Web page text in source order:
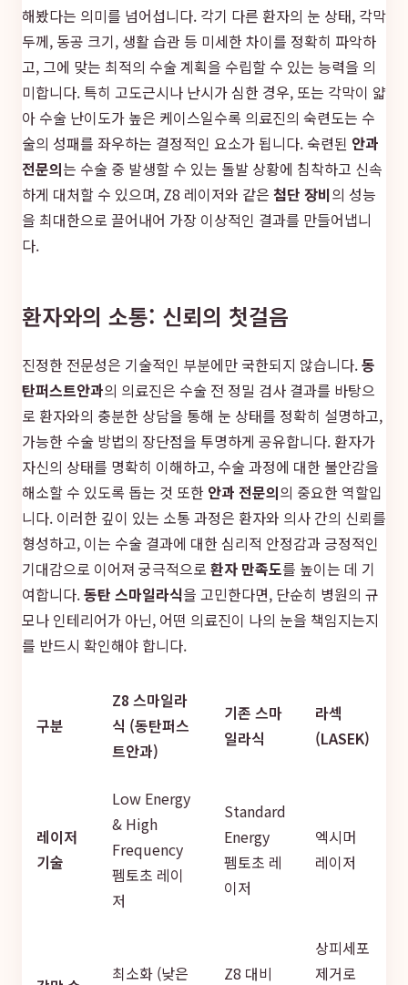
해봤다는 의미를 넘어섭니다. 각기 다른 환자의 눈 상태, 각막
두께, 동공 크기, 생활 습관 등 미세한 차이를 정확히 파악하
고, 그에 맞는 최적의 수술 계획을 수립할 수 있는 능력을 의
미합니다. 특히 고도근시나 난시가 심한 경우, 또는 각막이 얇
아 수술 난이도가 높은 케이스일수록 의료진의 숙련도는 수
술의 성패를 좌우하는 결정적인 요소가 됩니다. 숙련된 안과
전문의는 수술 중 발생할 수 있는 돌발 상황에 침착하고 신속
하게 대처할 수 있으며, Z8 레이저와 같은 첨단 장비의 성능
을 최대한으로 끌어내어 가장 이상적인 결과를 만들어냅니
다.
환자와의 소통: 신뢰의 첫걸음
진정한 전문성은 기술적인 부분에만 국한되지 않습니다.동
탄퍼스트안과의 의료진은 수술 전 정밀 검사 결과를 바탕으
로 환자와의 충분한 상담을 통해 눈 상태를 정확히 설명하고,
가능한 수술 방법의 장단점을 투명하게 공유합니다. 환자가
자신의 상태를 명확히 이해하고, 수술 과정에 대한 불안감을
해소할 수 있도록 돕는 것 또한 안과 전문의의 중요한 역할입
니다. 이러한 깊이 있는 소통 과정은 환자와 의사 간의 신뢰를
형성하고, 이는 수술 결과에 대한 심리적 안정감과 긍정적인
기대감으로 이어져 궁극적으로 환자 만족도를 높이는 데 기
여합니다.동탄 스마일라식을 고민한다면, 단순히 병원의 규
모나 인테리어가 아닌, 어떤 의료진이 나의 눈을 책임지는지
를 반드시 확인해야 합니다.
구분
Z8 스마일라
식 (동탄퍼스
트안과)
기존 스마
일라식
라섹
(LASEK)
레이저
기술
Low Energy
& High
Frequency
펨토초 레이
저
Standard
Energy
펨토초 레
이저
엑시머
레이저
최소화 (낮은
Z8 대비
상피세포
제거로